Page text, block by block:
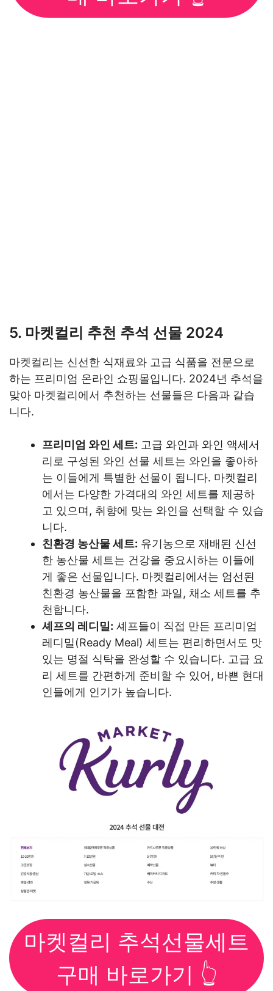
5. 마켓컬리 추천 추석 선물 2024
마켓컬리는 신선한 식재료와 고급 식품을 전문으로
하는 프리미엄 온라인 쇼핑몰입니다. 2024년 추석을
맞아 마켓컬리에서 추천하는 선물들은 다음과 같습
니다.
프리미엄 와인 세트: 고급 와인과 와인 액세서
리로 구성된 와인 선물 세트는 와인을 좋아하
는 이들에게 특별한 선물이 됩니다. 마켓컬리
에서는 다양한 가격대의 와인 세트를 제공하
고 있으며, 취향에 맞는 와인을 선택할 수 있습
니다.
친환경 농산물 세트: 유기농으로 재배된 신선
한 농산물 세트는 건강을 중요시하는 이들에
게 좋은 선물입니다. 마켓컬리에서는 엄선된
친환경 농산물을 포함한 과일, 채소 세트를 추
천합니다.
셰프의 레디밀: 셰프들이 직접 만든 프리미엄
레디밀(Ready Meal) 세트는 편리하면서도 맛
있는 명절 식탁을 완성할 수 있습니다. 고급 요
리 세트를 간편하게 준비할 수 있어, 바쁜 현대
인들에게 인기가 높습니다.
마켓컬리 추석선물세트
구매 바로가기 👆